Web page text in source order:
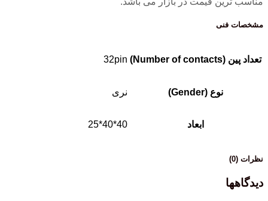
مشخصات فنی
تعداد پین (Number of contacts) 32pin
نوع (Gender) نری
ابعاد 40*40*25
نظرات (0)
دیدگاهها